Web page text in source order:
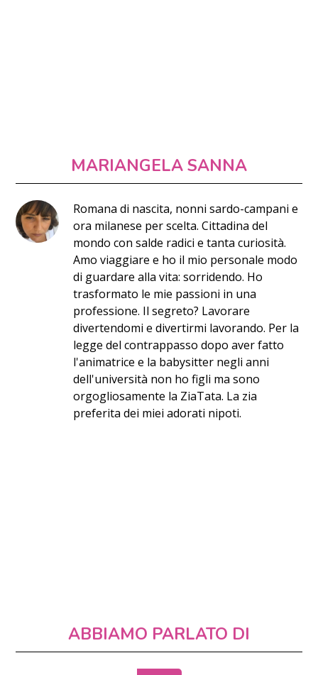
MARIANGELA SANNA
Romana di nascita, nonni sardo-campani e
ora milanese per scelta. Cittadina del
mondo con salde radici e tanta curiosità.
Amo viaggiare e ho il mio personale modo
di guardare alla vita: sorridendo. Ho
trasformato le mie passioni in una
professione. Il segreto? Lavorare
divertendomi e divertirmi lavorando. Per la
legge del contrappasso dopo aver fatto
l'animatrice e la babysitter negli anni
dell'università non ho figli ma sono
orgogliosamente la ZiaTata. La zia
preferita dei miei adorati nipoti.
ABBIAMO PARLATO DI